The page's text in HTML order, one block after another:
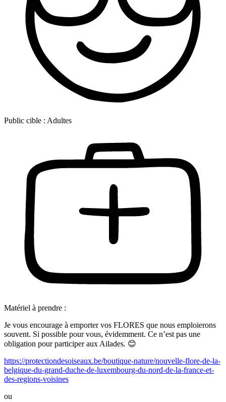
Public cible : Adultes
Matériel à prendre :
Je vous encourage à emporter vos FLORES que nous emploierons
souvent. Si possible pour vous, évidemment. Ce n’est pas une
obligation pour participer aux Ailades. 😊
https://protectiondesoiseaux.be/boutique-nature/nouvelle-flore-de-la-
belgique-du-grand-duche-de-luxembourg-du-nord-de-la-france-et-
des-regions-voisines
ou